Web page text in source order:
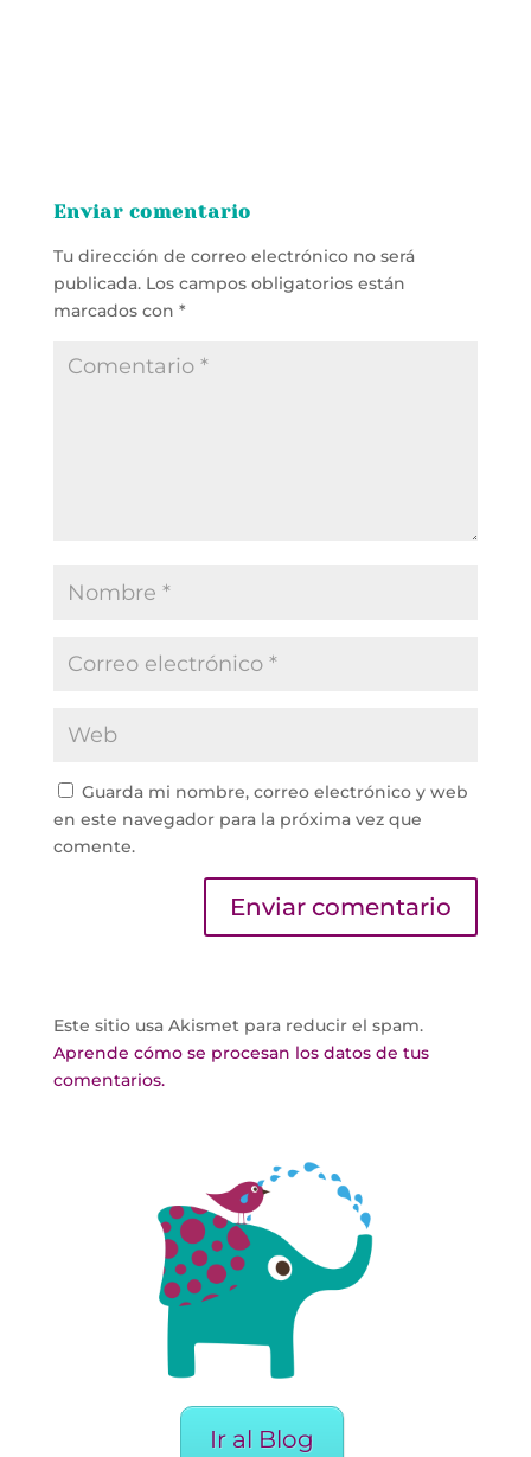
Enviar comentario
Tu dirección de correo electrónico no será
publicada. Los campos obligatorios están
marcados con *
Guarda mi nombre, correo electrónico y web
en este navegador para la próxima vez que
comente.
Este sitio usa Akismet para reducir el spam.
Aprende cómo se procesan los datos de tus
comentarios.
Ir al Blog